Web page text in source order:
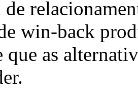
win-back
as